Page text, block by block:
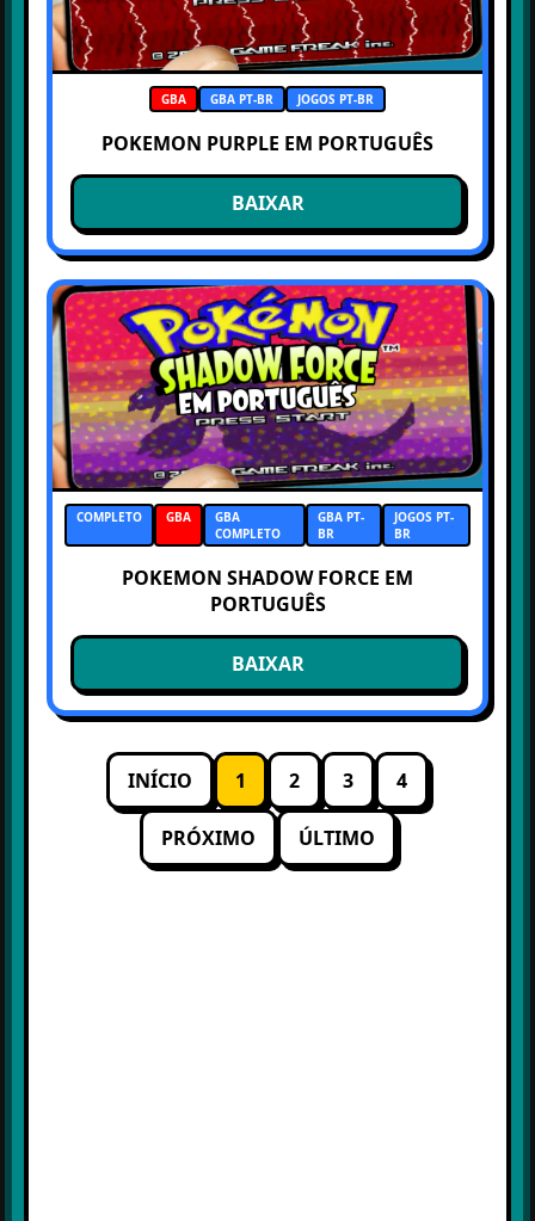
GBA GBA PT-BR JOGOS PT-BR
POKEMON PURPLE EM PORTUGUÊS
BAIXAR
COMPLETO GBA
GBA
COMPLETO
GBA PT-
BR
JOGOS PT-
BR
POKEMON SHADOW FORCE EM
PORTUGUÊS
BAIXAR
INÍCIO 1 2 3 4
PRÓXIMO ÚLTIMO